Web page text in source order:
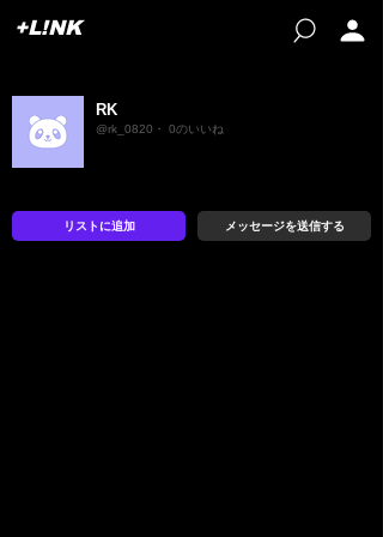
+L!NK
RK
@rk_0820・ 0のいいね
リストに追加 メッセージを送信する